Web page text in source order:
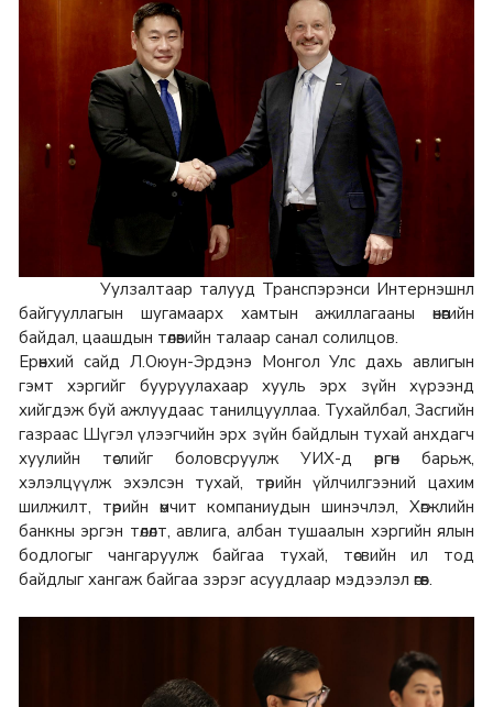
Уулзалтаар талууд Транспэрэнси Интернэшнл
байгууллагын шугамаарх хамтын ажиллагааны өнөөгийн
байдал, цаашдын төлөвийн талаар санал солилцов.
Ерөнхий сайд Л.Оюун-Эрдэнэ Монгол Улс дахь авлигын
гэмт хэргийг бууруулахаар хууль эрх зүйн хүрээнд
хийгдэж буй ажлуудаас танилцууллаа. Тухайлбал, Засгийн
газраас Шүгэл үлээгчийн эрх зүйн байдлын тухай анхдагч
хуулийн төслийг боловсруулж УИХ-д өргөн барьж,
хэлэлцүүлж эхэлсэн тухай, төрийн үйлчилгээний цахим
шилжилт, төрийн өмчит компаниудын шинэчлэл, Хөгжлийн
банкны эргэн төлөлт, авлига, албан тушаалын хэргийн ялын
бодлогыг чангаруулж байгаа тухай, төсвийн ил тод
байдлыг хангаж байгаа зэрэг асуудлаар мэдээлэл өгөв.